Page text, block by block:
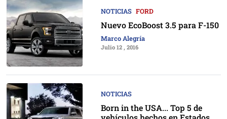
NOTICIAS FORD
Nuevo EcoBoost 3.5 para F-150
Marco Alegría
Julio 12 , 2016
NOTICIAS
Born in the USA... Top 5 de